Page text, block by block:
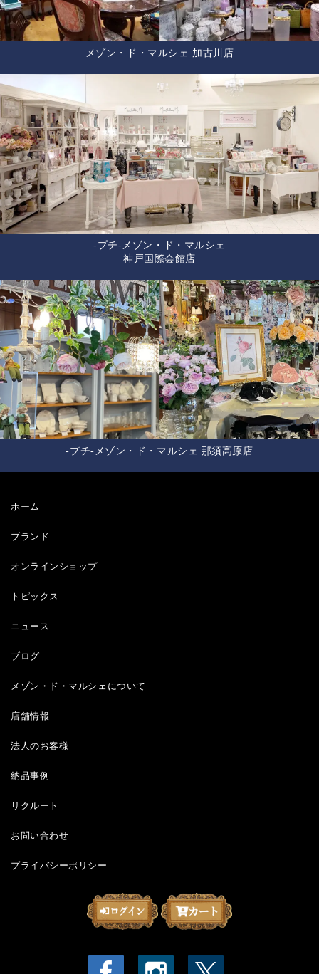
メゾン・ド・マルシェ 加古川店
-プチ-メゾン・ド・マルシェ
神戸国際会館店
-プチ-メゾン・ド・マルシェ 那須高原店
ホーム
ブランド
オンラインショップ
トピックス
ニュース
ブログ
メゾン・ド・マルシェについて
店舗情報
法人のお客様
納品事例
リクルート
お問い合わせ
プライバシーポリシー